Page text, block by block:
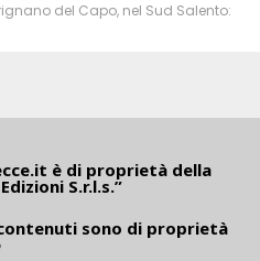
del Capo, nel Sud Salento:
è di proprietà della
S.r.l.s.”
sono di proprietà